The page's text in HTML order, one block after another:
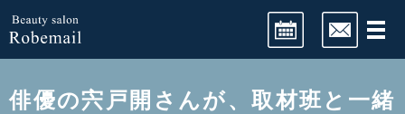
俳優の宍戸開さんが、取材班と一緒